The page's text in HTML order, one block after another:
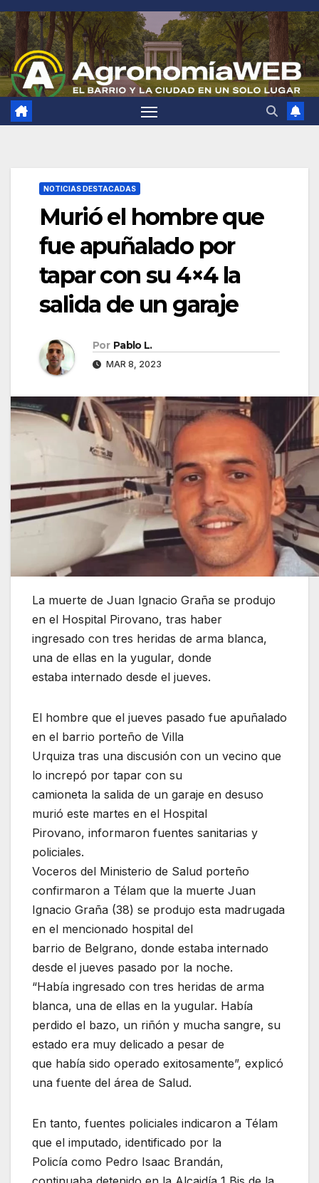
Saltar
al
contenido
NOTICIAS DESTACADAS
Murió el hombre que
fue apuñalado por
tapar con su 4×4 la
salida de un garaje
Por Pablo L.
MAR 8, 2023
La muerte de Juan Ignacio Graña se produjo
en el Hospital Pirovano, tras haber
ingresado con tres heridas de arma blanca,
una de ellas en la yugular, donde
estaba internado desde el jueves.
El hombre que el jueves pasado fue apuñalado
en el barrio porteño de Villa
Urquiza tras una discusión con un vecino que
lo increpó por tapar con su
camioneta la salida de un garaje en desuso
murió este martes en el Hospital
Pirovano, informaron fuentes sanitarias y
policiales.
Voceros del Ministerio de Salud porteño
confirmaron a Télam que la muerte Juan
Ignacio Graña (38) se produjo esta madrugada
en el mencionado hospital del
barrio de Belgrano, donde estaba internado
desde el jueves pasado por la noche.
“Había ingresado con tres heridas de arma
blanca, una de ellas en la yugular. Había
perdido el bazo, un riñón y mucha sangre, su
estado era muy delicado a pesar de
que había sido operado exitosamente”, explicó
una fuente del área de Salud.
En tanto, fuentes policiales indicaron a Télam
que el imputado, identificado por la
Policía como Pedro Isaac Brandán,